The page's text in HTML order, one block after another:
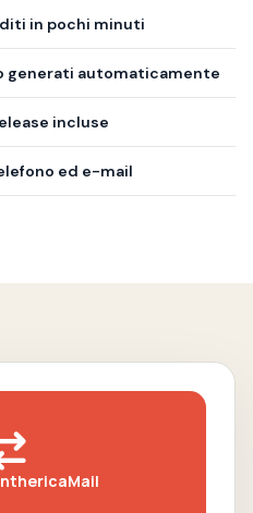
in pochi minuti
generati automaticamente
incluse
ed e-mail